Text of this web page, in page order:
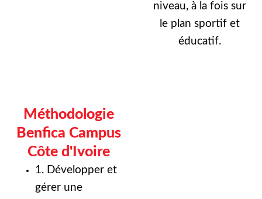
niveau, à la fois sur
le plan sportif et
éducatif.
Méthodologie
Benfica Campus
Côte d'Ivoire
1. Développer et
gérer une